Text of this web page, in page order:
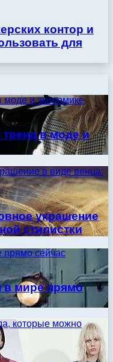
контор и
для
моде и экономике
в моде и
в виде венца:
украшение
стилистки
сейчас
в мире прямо
которые можно